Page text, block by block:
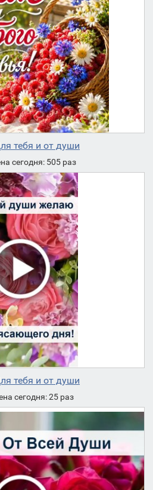
тебя и от души
сегодня: 505 раз
тебя и от души
сегодня: 25 раз